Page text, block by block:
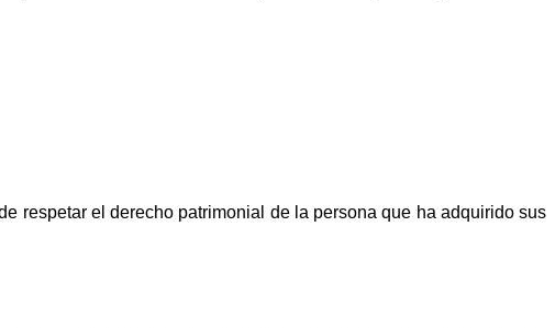
respetar el derecho patrimonial de la persona que ha adquirido sus